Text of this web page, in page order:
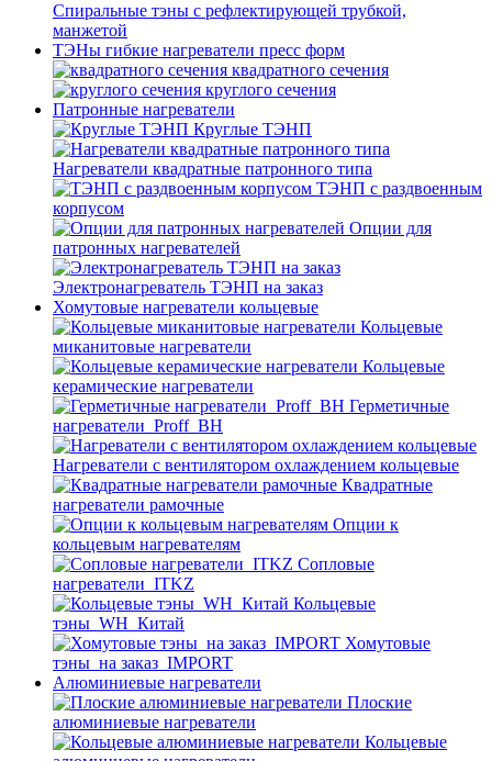
Спиральные тэны с рефлектирующей трубкой,
манжетой
ТЭНы гибкие нагреватели пресс форм
квадратного сечения
круглого сечения
Патронные нагреватели
Круглые ТЭНП
Нагреватели квадратные патронного типа
ТЭНП с раздвоенным
корпусом
Опции для
патронных нагревателей
Электронагреватель ТЭНП на заказ
Хомутовые нагреватели кольцевые
Кольцевые
миканитовые нагреватели
Кольцевые
керамические нагреватели
Герметичные
нагреватели_Proff_BH
Нагреватели с вентилятором охлаждением кольцевые
Квадратные
нагреватели рамочные
Опции к
кольцевым нагревателям
Cопловые
нагреватели_ITKZ
Кольцевые
тэны_WH_Китай
Хомутовые
тэны_на заказ_IMPORT
Алюминиевые нагреватели
Плоские
алюминиевые нагреватели
Кольцевые